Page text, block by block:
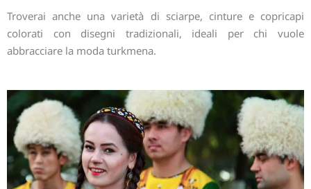
Troverai anche una varietà di sciarpe, cinture e copricapi
colorati con disegni tradizionali, ideali per chi vuole
abbracciare la moda turkmena.